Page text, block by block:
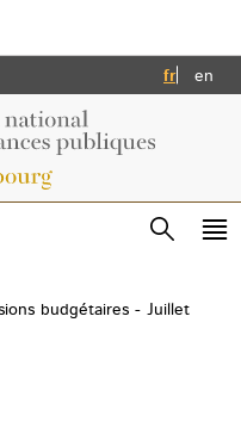
frFrançais
en
budgétaires - Juillet